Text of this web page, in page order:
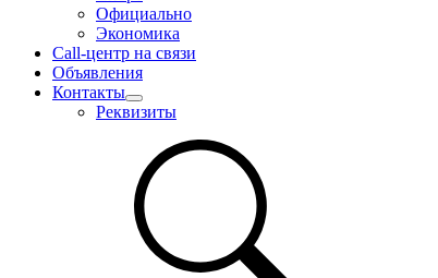
Официально
Экономика
Call-центр на связи
Объявления
Контакты
Реквизиты